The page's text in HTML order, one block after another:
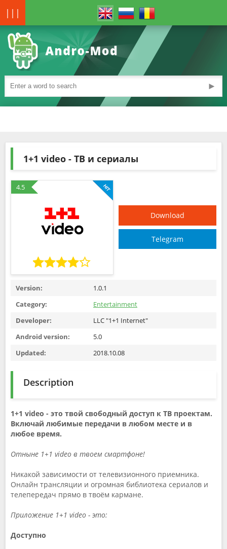
|||
►
1+1 video - ТВ и сериалы
4.5
Download
Telegram
Version:
1.0.1
Category:
Entertainment
Developer:
LLC "1+1 Internet"
Android version:
5.0
Updated:
2018.10.08
Description
1+1 video - это твой свободный доступ к ТВ проектам.
Включай любимые передачи в любом месте и в
любое время.
Отныне 1+1 video в твоем смартфоне!
Никакой зависимости от телевизионного приемника.
Онлайн трансляции и огромная библиотека сериалов и
телепередач прямо в твоём кармане.
Приложение 1+1 video - это:
Доступно